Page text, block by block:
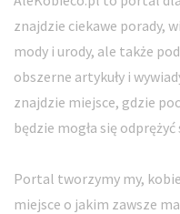
znajdzie ciekawe porady,
mody i urody, ale także
obszerne artykuły i
znajdzie miejsce, gdzie
będzie mogła się
Portal tworzymy my,
miejsce o jakim zawsze